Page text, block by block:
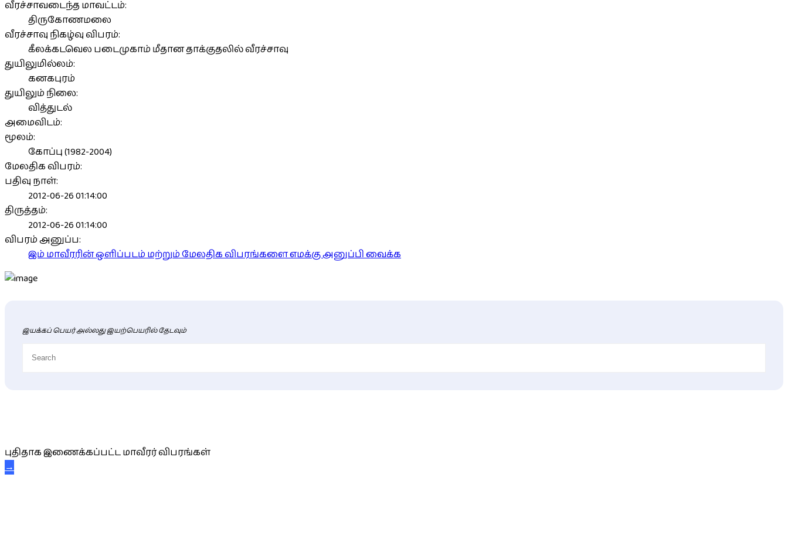
வீரச்சாவடைந்த மாவட்டம்:
திருகோணமலை
வீரச்சாவு நிகழ்வு விபரம்:
கீலக்கடவெல படைமுகாம் மீதான தாக்குதலில் வீரச்சாவு
துயிலுமில்லம்:
கனகபுரம்
துயிலும் நிலை:
வித்துடல்
அமைவிடம்:
மூலம்:
கோப்பு (1982-2004)
மேலதிக விபரம்:
பதிவு நாள்:
2012-06-26 01:14:00
திருத்தம்:
2012-06-26 01:14:00
விபரம் அனுப்ப:
இம் மாவீரரின் ஒளிப்படம் மற்றும் மேலதிக விபரங்களை எமக்கு அனுப்பி வைக்க
இயக்கப் பெயர் அல்லது இயற்பெயரில் தேடவும்
புதிதாக இணைக்கப்பட்ட மாவீரர் விபரங்கள்
→